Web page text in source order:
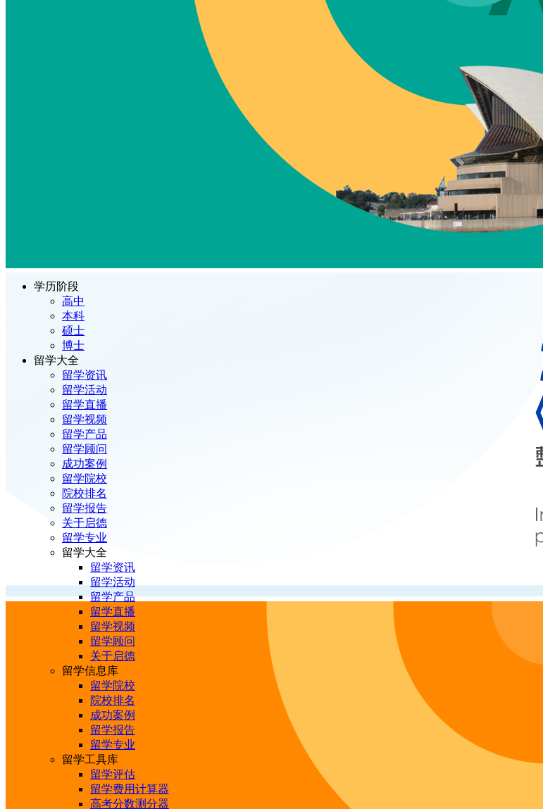
学历阶段
高中
本科
硕士
博士
留学大全
留学资讯
留学活动
留学直播
留学视频
留学产品
留学顾问
成功案例
留学院校
院校排名
留学报告
关于启德
留学专业
留学大全
留学资讯
留学活动
留学产品
留学直播
留学视频
留学顾问
关于启德
留学信息库
留学院校
院校排名
成功案例
留学报告
留学专业
留学工具库
留学评估
留学费用计算器
高考分数测分器